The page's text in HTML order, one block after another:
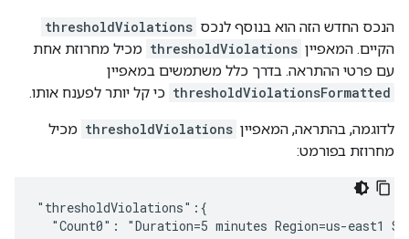
הנכס החדש הזה הוא בנוסף לנכס thresholdViolations
הקיים. המאפיין thresholdViolations מכיל מחרוזת אחת
עם פרטי ההתראה. בדרך כלל משתמשים במאפיין
thresholdViolationsFormatted כי קל יותר לפענח אותו.
לדוגמה, בהתראה, המאפיין thresholdViolations מכיל
מחרוזת בפורמט:
"thresholdViolations":{
"Count0": "Duration=5 minutes Region=us-east1